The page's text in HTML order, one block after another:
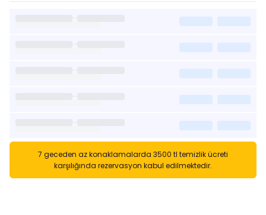
7 geceden az konaklamalarda 3500 tl temizlik ücreti
karşılığında rezervasyon kabul edilmektedir.